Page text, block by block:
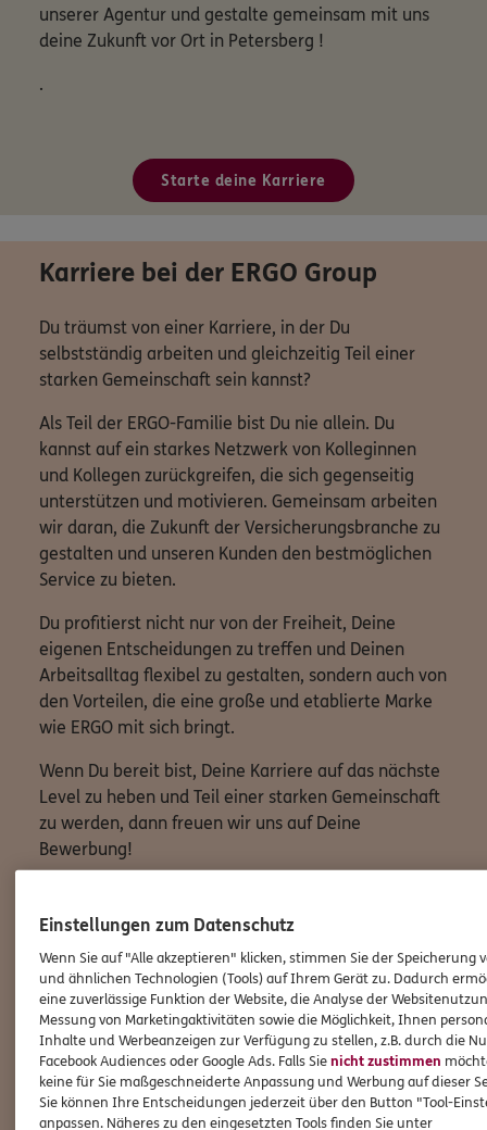
unserer Agentur und gestalte gemeinsam mit uns
deine Zukunft vor Ort in Petersberg !
.
Starte deine Karriere
Karriere bei der ERGO Group
Du träumst von einer Karriere, in der Du
selbstständig arbeiten und gleichzeitig Teil einer
starken Gemeinschaft sein kannst?
Als Teil der ERGO-Familie bist Du nie allein. Du
kannst auf ein starkes Netzwerk von Kolleginnen
und Kollegen zurückgreifen, die sich gegenseitig
unterstützen und motivieren. Gemeinsam arbeiten
wir daran, die Zukunft der Versicherungsbranche zu
gestalten und unseren Kunden den bestmöglichen
Service zu bieten.
Du profitierst nicht nur von der Freiheit, Deine
eigenen Entscheidungen zu treffen und Deinen
Arbeitsalltag flexibel zu gestalten, sondern auch von
den Vorteilen, die eine große und etablierte Marke
wie ERGO mit sich bringt.
Wenn Du bereit bist, Deine Karriere auf das nächste
Level zu heben und Teil einer starken Gemeinschaft
zu werden, dann freuen wir uns auf Deine
Bewerbung!
Jetzt durchstarten
Einstellungen zum Datenschutz
Wenn Sie auf "Alle akzeptieren" klicken, stimmen Sie der Speicherung
und ähnlichen Technologien (Tools) auf Ihrem Gerät zu. Dadurch
eine zuverlässige Funktion der Website, die Analyse der
Messung von Marketingaktivitäten sowie die Möglichkeit, Ihnen
Inhalte und Werbeanzeigen zur Verfügung zu stellen, z.B. durch die
Facebook Audiences oder Google Ads. Falls Sienicht zustimmen
keine für Sie maßgeschneiderte Anpassung und Werbung auf dieser
Sie können Ihre Entscheidungen jederzeit über den Button "Tool-
anpassen. Näheres zu den eingesetzten Tools finden Sie unter